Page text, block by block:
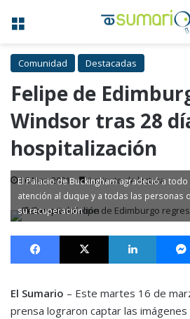
Menú
Comunidad Destacadas
Felipe de
Windsor tras 28
hospitalización
16 Mar, 2021 1 minuto de lectura
El Palacio de Buckingham agradeció a
atención al duque y a todas las personas
su recuperación
Facebook X
El Sumario – Este martes 16 de
prensa lograron captar las imágenes